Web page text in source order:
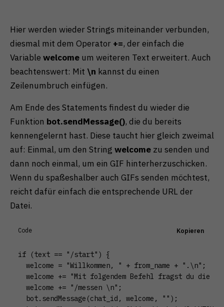
Hier werden wieder Strings miteinander verbunden,
diesmal mit dem Operator +=, der einfach die
Variable welcome um weiteren Text erweitert. Auch
beachtenswert: Mit \n kannst du einen
Zeilenumbruch einfügen.
Am Ende des Statements findest du wieder die
Funktion bot.sendMessage(), die du bereits
kennengelernt hast. Diese taucht hier gleich zweimal
auf: Einmal, um den String welcome zu senden und
dann noch einmal, um ein GIF hinterherzuschicken.
Wenn du spaßeshalber auch GIFs senden möchtest,
reicht dafür einfach die entsprechende URL der
Datei.
Code Kopieren
if (text == "/start") {
  welcome = "Willkommen, " + from_name + ".\n";
welcome += "Mit folgendem Befehl fragst du die
  welcome += "/messen \n";
  bot.sendMessage(chat_id, welcome, "");